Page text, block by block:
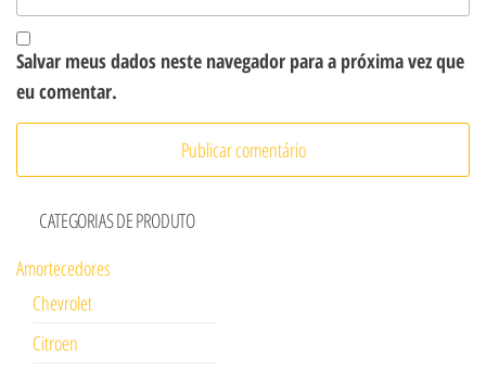
Salvar meus dados neste navegador para a próxima vez que
eu comentar.
CATEGORIAS DE PRODUTO
Amortecedores
Chevrolet
Citroen